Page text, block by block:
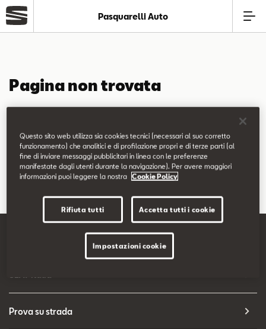
Modelli
Service
Business
SEAT Usato Certificato
Configuratore
Pasquarelli Auto
Pagina non trovata
Puoi continuare a esplorare il sito usando il menù di navigazione
qui sopra.
Prova su strada
Questo sito web utilizza sia cookies tecnici (necessari al suo corretto
funzionamento) che analitici e di profilazione propri e di terze parti (al
fine di inviare messaggi pubblicitari in linea con le preferenze
manifestate dagli utenti durante la navigazione). Per avere maggiori
informazioni puoi leggere la nostra
Cookie Policy
Rifiuta tutti Accetta tutti i cookie
Impostazioni cookie